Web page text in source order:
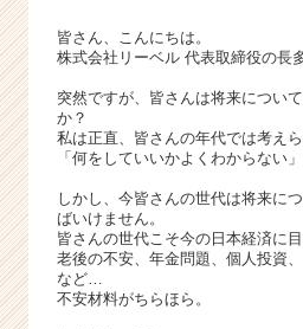
（C
e
e
a
e
r）
皆さん、こんにちは。
株式会社リーベル 代表取締役の長
突然ですが、皆さんは将来につい
か？
私は正直、皆さんの年代では考えら
「何をしていいかよくわからない
しかし、今皆さんの世代は将来に
ばいけません。
皆さんの世代こそ今の日本経済に
老後の不安、年金問題、個人投資
など…
不安材料がちらほら。